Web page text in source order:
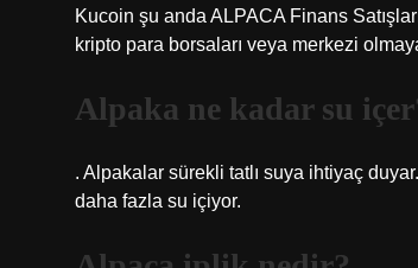
Kucoin şu anda ALPACA Finans
kripto para borsaları veya merkezi
Alpaka ne kadar su
. Alpakalar sürekli tatlı suya ihtiyaç
daha fazla su içiyor.